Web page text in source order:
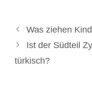
Was ziehen
Ist der Südteil
türkisch?